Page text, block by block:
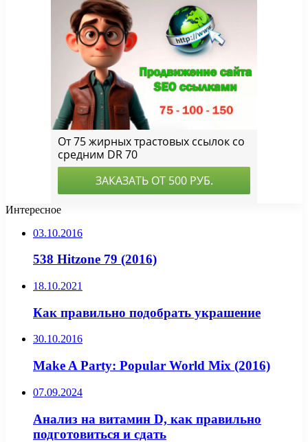
Интересное
03.10.2016
538 Hitzone 79 (2016)
18.10.2021
Как правильно подобрать украшение
30.10.2016
Make A Party: Popular World Mix (2016)
07.09.2024
Анализ на витамин D, как правильно
подготовиться и сдать